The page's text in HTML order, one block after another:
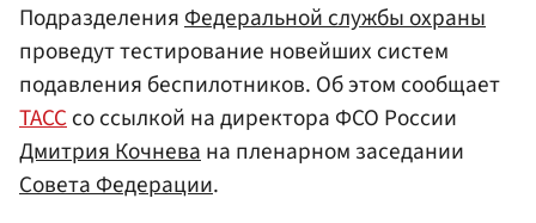
ПодразделенияФедеральной службы охраны
проведут тестирование новейших систем
подавления беспилотников. Об этом сообщает
ТАССсо ссылкой на директора ФСО России
Дмитрия Кочневана пленарном заседании
Совета Федерации.